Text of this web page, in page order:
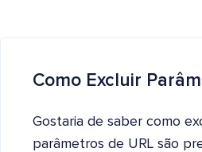
Como Excluir
Gostaria de saber como
parâmetros de URL são